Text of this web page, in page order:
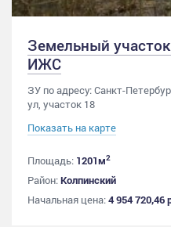
Земельный
ИЖС
ЗУ по адресу: Санкт-
ул, участок 18
Показать на карте
Площадь: 1201м2
Район:Колпинский
Начальная цена:4 954 720,46